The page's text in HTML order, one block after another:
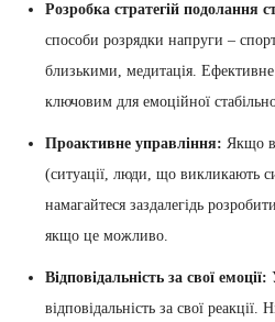
Розробка стратегій подолання
способи розрядки напруги –
близькими, медитація.
ключовим для емоційної
Проактивне управління: Якщо
(ситуації, люди, що викликають
намагайтеся заздалегідь
якщо це можливо.
Відповідальність за свої емоції:
відповідальність за свої